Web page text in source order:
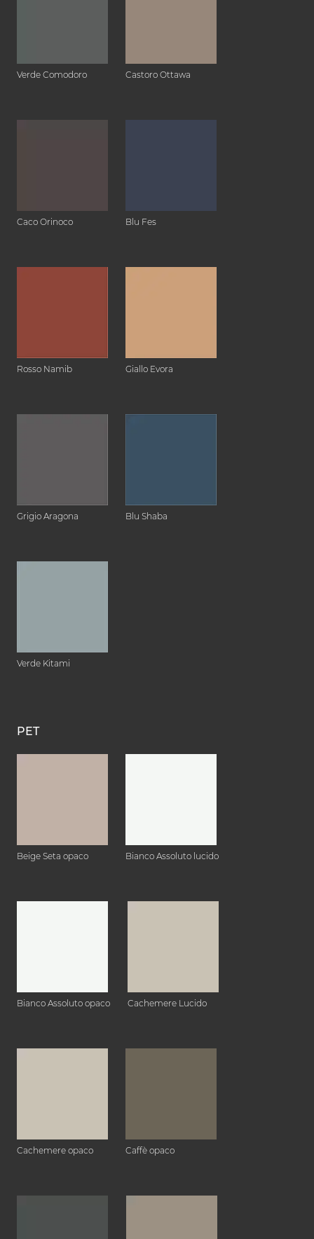
Verde Comodoro Castoro Ottawa
Caco Orinoco Blu Fes
Rosso Namib Giallo Evora
Grigio Aragona Blu Shaba
Verde Kitami
PET
Beige Seta opaco Bianco Assoluto lucido
Bianco Assoluto opaco Cachemere Lucido
Cachemere opaco Caffè opaco